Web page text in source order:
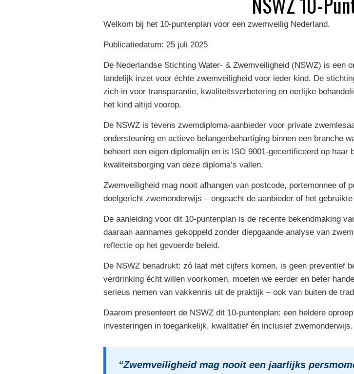
Welkom bij het 10-puntenplan voor een zwemveilig Nederland.
Publicatiedatum: 25 juli 2025
De Nederlandse Stichting Water- & Zwemveiligheid (NSWZ) is een
landelijk inzet voor échte zwemveiligheid voor ieder kind. De
zich in voor transparantie, kwaliteitsverbetering en eerlijke
het kind altijd voorop.
De NSWZ is tevens zwemdiploma-aanbieder voor private
ondersteuning en actieve belangenbehartiging binnen een branche
beheert een eigen diplomalijn en is ISO 9001-gecertificeerd op
kwaliteitsborging van deze diploma’s vallen.
Zwemveiligheid mag nooit afhangen van postcode, portemonnee of
doelgericht zwemonderwijs – ongeacht de aanbieder of het
De aanleiding voor dit 10-puntenplan is de recente bekendmaking
daaraan aannames gekoppeld zonder diepgaande analyse van
reflectie op het gevoerde beleid.
De NSWZ benadrukt: zó laat met cijfers komen, is geen preventief
verdrinking écht willen voorkomen, moeten we eerder en beter
serieus nemen van vakkennis uit de praktijk – ook van buiten de
Daarom presenteert de NSWZ dit 10-puntenplan: een heldere
investeringen in toegankelijk, kwalitatief én inclusief zwemonderwijs.
“Zwemveiligheid mag nooit een jaarlijks